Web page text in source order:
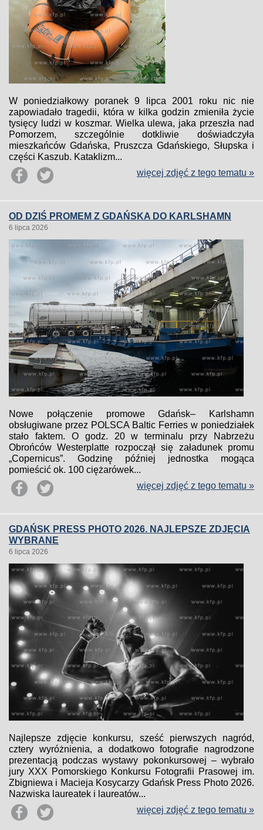
W poniedziałkowy poranek 9 lipca 2001 roku nic nie
zapowiadało tragedii, która w kilka godzin zmieniła życie
tysięcy ludzi w koszmar. Wielka ulewa, jaka przeszła nad
Pomorzem, szczególnie dotkliwie doświadczyła
mieszkańców Gdańska, Pruszcza Gdańskiego, Słupska i
części Kaszub. Kataklizm...
więcej zdjęć z tego tematu »
OD DZIŚ PROMEM Z GDAŃSKA DO KARLSHAMN
6 lipca 2026
Nowe połączenie promowe Gdańsk– Karlshamn
obsługiwane przez POLSCA Baltic Ferries w poniedziałek
stało faktem. O godz. 20 w terminalu przy Nabrzeżu
Obrońców Westerplatte rozpoczął się załadunek promu
„Copernicus”. Godzinę później jednostka mogąca
pomieścić ok. 100 ciężarówek...
więcej zdjęć z tego tematu »
GDAŃSK PRESS PHOTO 2026. NAJLEPSZE ZDJĘCIA
WYBRANE
6 lipca 2026
Najlepsze zdjęcie konkursu, sześć pierwszych nagród,
cztery wyróżnienia, a dodatkowo fotografie nagrodzone
prezentacją podczas wystawy pokonkursowej – wybrało
jury XXX Pomorskiego Konkursu Fotografii Prasowej im.
Zbigniewa i Macieja Kosycarzy Gdańsk Press Photo 2026.
Nazwiska laureatek i laureatów...
więcej zdjęć z tego tematu »